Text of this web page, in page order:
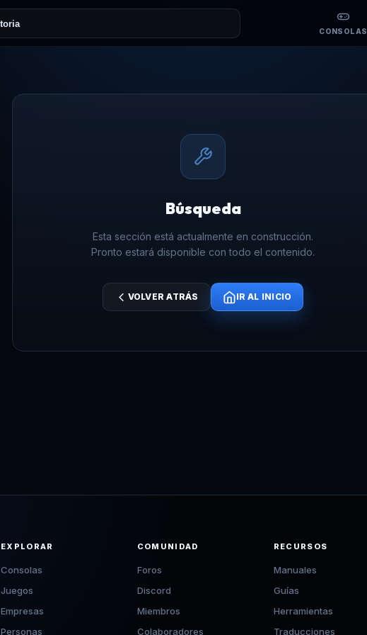
CONSOLAS
Búsqueda
Esta sección está actualmente en construcción.
Pronto estará disponible con todo el contenido.
VOLVER ATRÁS IR AL INICIO
EXPLORAR
Consolas
Juegos
Empresas
Personas
COMUNIDAD
Foros
Discord
Miembros
Colaboradores
RECURSOS
Manuales
Guías
Herramientas
Traducciones